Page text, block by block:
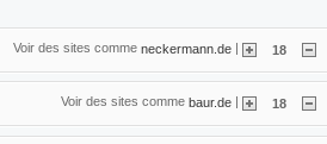
Voir des sites comme neckermann.de | 18
Voir des sites comme baur.de 18